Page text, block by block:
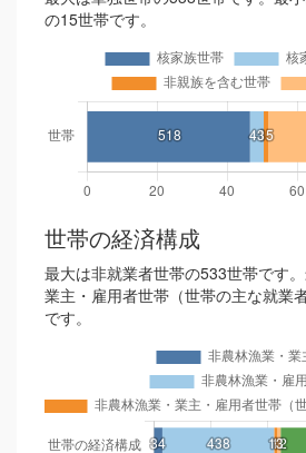
の15世帯です。
世帯の経済構成
最大は非就業者世帯の533世帯です
業主・雇用者世帯（世帯の主な就業
です。